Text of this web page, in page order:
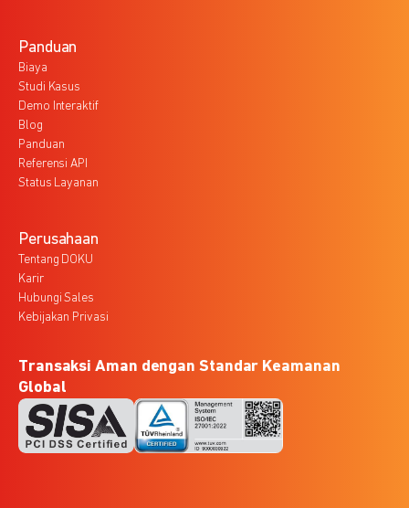
Panduan
Biaya
Studi Kasus
Demo Interaktif
Blog
Panduan
Referensi API
Status Layanan
Perusahaan
Tentang DOKU
Karir
Hubungi Sales
Kebijakan Privasi
Transaksi Aman dengan Standar Keamanan
Global